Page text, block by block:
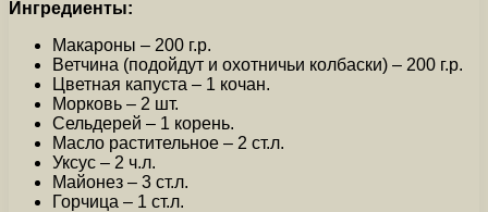
Ингредиенты:
Макароны – 200 г.р.
Ветчина (подойдут и охотничьи колбаски) – 200 г.р.
Цветная капуста – 1 кочан.
Морковь – 2 шт.
Сельдерей – 1 корень.
Масло растительное – 2 ст.л.
Уксус – 2 ч.л.
Майонез – 3 ст.л.
Горчица – 1 ст.л.